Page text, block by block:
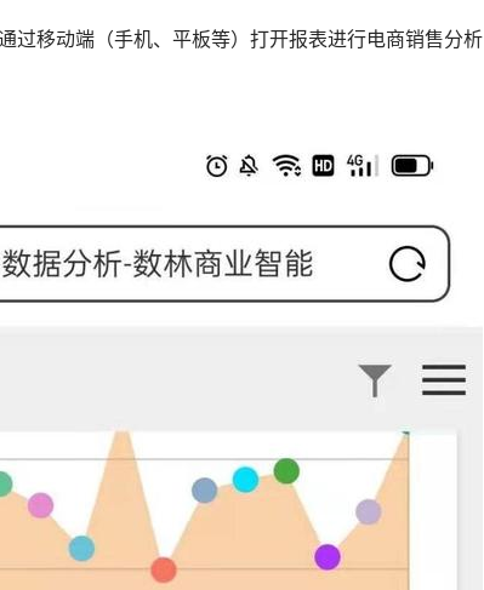
过移动端（手机、平板等）打开报表进行电商销售分析